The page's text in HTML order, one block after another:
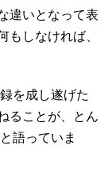
違いとなって表
もしなければ、
を成し遂げた
ることが、とん
語っていま